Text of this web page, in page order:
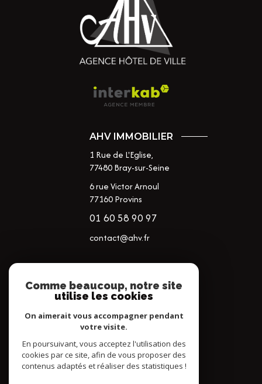
AHV IMMOBILIER
1 Rue de L'Eglise,
77480Bray-sur-Seine
6 rue Victor Arnoul
77160 Provins
01 60 58 90 97
contact@ahv.fr
NOS RÉSEAUX
NOUS SUIVRE
Comme beaucoup, notre site
utilise les cookies
On aimerait vous accompagner pendant
votre visite.
En poursuivant, vous acceptez l'utilisation des
cookies par ce site, afin de vous proposer des
contenus adaptés et réaliser des statistiques !